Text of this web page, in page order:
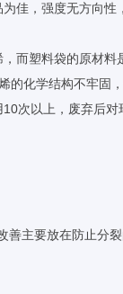
佳，强度无方向性
而塑料袋的原材
化学结构不牢
次以上，废弃后对
主要放在防止分裂